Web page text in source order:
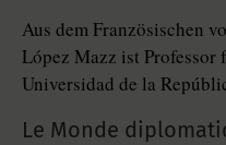
Aus dem Französischen
López Mazz ist
Universidad de la
Le Monde